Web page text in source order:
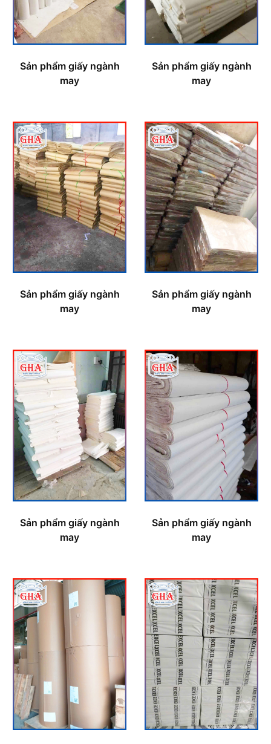
Sản phẩm giấy ngành
may
Sản phẩm giấy ngành
may
Sản phẩm giấy ngành
may
Sản phẩm giấy ngành
may
Sản phẩm giấy ngành
may
Sản phẩm giấy ngành
may